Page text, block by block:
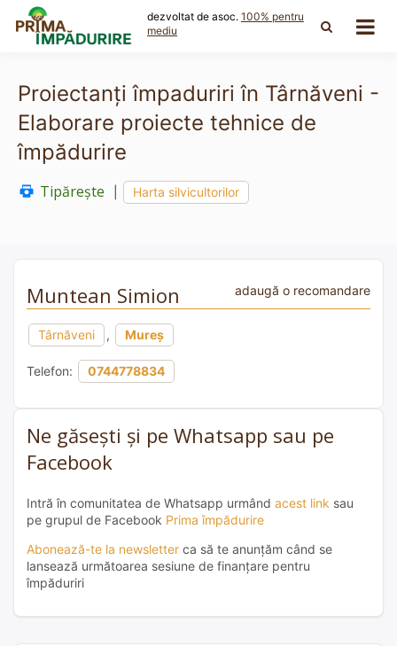
content
dezvoltat de asoc. 100% pentru
mediu
Proiectanți împaduriri în Târnăveni -
Elaborare proiecte tehnice de
împădurire
Tipărește Harta silvicultorilor
Muntean Simion adaugă o recomandare
Târnăveni , Mureș
Telefon: 0744778834
Ne găsești și pe Whatsapp sau pe
Facebook
Intră în comunitatea de Whatsapp urmând acest link sau
pe grupul de Facebook Prima împădurire
Abonează-te la newsletter ca să te anunțăm când se
lansează următoarea sesiune de finanțare pentru
împăduriri